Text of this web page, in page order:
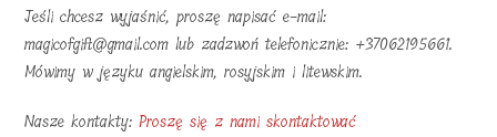
Jeśli chcesz wyjaśnić, proszę napisać e-mail:
magicofgift@gmail.com lub zadzwoń telefonicznie: +37062195661.
Mówimy w języku angielskim, rosyjskim i litewskim.
Nasze kontakty:Proszę się z nami skontaktować